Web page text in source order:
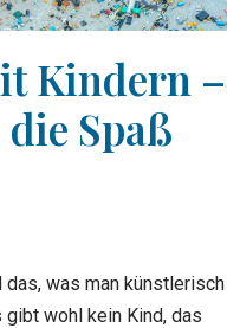
Kindern –
Spaß
was man künstlerisch
wohl kein Kind, das